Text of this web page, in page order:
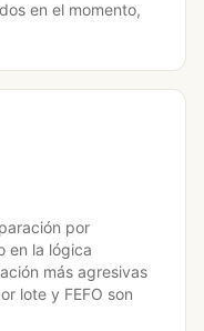
en el momento,
por
en la lógica
más agresivas
lote y FEFO son